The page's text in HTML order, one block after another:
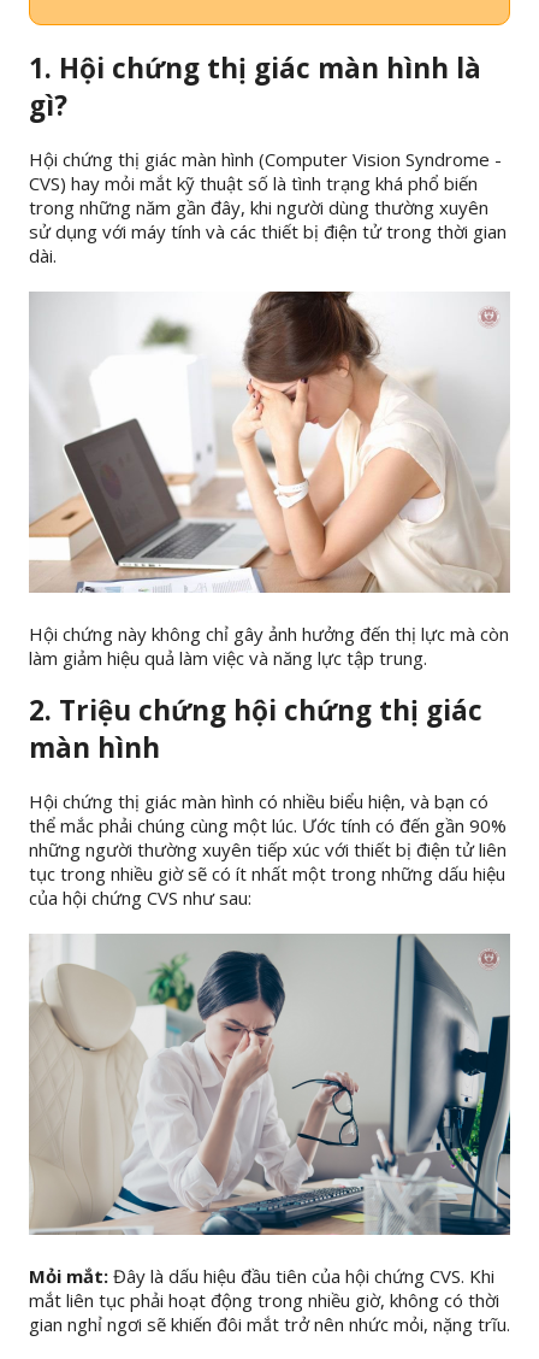
1. Hội chứng thị giác màn hình là
gì?
Hội chứng thị giác màn hình (Computer Vision Syndrome -
CVS) hay mỏi mắt kỹ thuật số là tình trạng khá phổ biến
trong những năm gần đây, khi người dùng thường xuyên
sử dụng với máy tính và các thiết bị điện tử trong thời gian
dài.
Hội chứng này không chỉ gây ảnh hưởng đến thị lực mà còn
làm giảm hiệu quả làm việc và năng lực tập trung.
2. Triệu chứng hội chứng thị giác
màn hình
Hội chứng thị giác màn hình có nhiều biểu hiện, và bạn có
thể mắc phải chúng cùng một lúc. Ước tính có đến gần 90%
những người thường xuyên tiếp xúc với thiết bị điện tử liên
tục trong nhiều giờ sẽ có ít nhất một trong những dấu hiệu
của hội chứng CVS như sau:
Mỏi mắt: Đây là dấu hiệu đầu tiên của hội chứng CVS. Khi
mắt liên tục phải hoạt động trong nhiều giờ, không có thời
gian nghỉ ngơi sẽ khiến đôi mắt trở nên nhức mỏi, nặng trĩu.